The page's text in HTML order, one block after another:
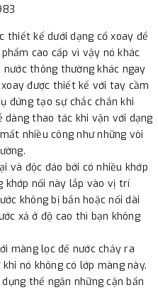
thiết kế dưới dạng cổ xoay để
cao cấp vì vậy nó khác
thông thường khác ngay
được thiết kế với tay cầm
đứng tạo sự chắc chắn khi
dàng thao tác khi vặn với dạng
nhiều công như những vòi
và độc đáo bởi có nhiều khớp
khớp nối này lắp vào vị trí
không bị bắn hoặc nối dài
xả ở độ cao thì bạn không
màng lọc để nước chảy ra
nó không có lớp màng này.
thể ngăn những cặn bẩn